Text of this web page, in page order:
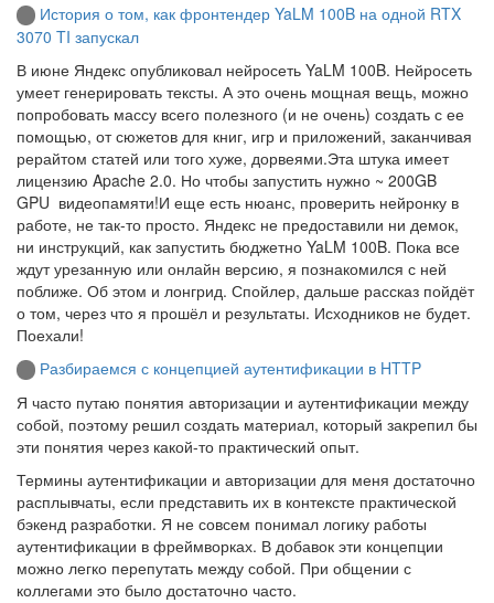
История о том, как фронтендер YaLM 100B на одной RTX
3070 TI запускал
В июне Яндекс опубликовал нейросеть YaLM 100B. Нейросеть
умеет генерировать тексты. А это очень мощная вещь, можно
попробовать массу всего полезного (и не очень) создать с ее
помощью, от сюжетов для книг, игр и приложений, заканчивая
рерайтом статей или того хуже, дорвеями.Эта штука имеет
лицензию Apache 2.0. Но чтобы запустить нужно ~ 200GB
GPU видеопамяти!И еще есть нюанс, проверить нейронку в
работе, не так-то просто. Яндекс не предоставили ни демок,
ни инструкций, как запустить бюджетно YaLM 100B. Пока все
ждут урезанную или онлайн версию, я познакомился с ней
поближе. Об этом и лонгрид. Спойлер, дальше рассказ пойдёт
о том, через что я прошёл и результаты. Исходников не будет.
Поехали!
Разбираемся с концепцией аутентификации в HTTP
Я часто путаю понятия авторизации и аутентификации между
собой, поэтому решил создать материал, который закрепил бы
эти понятия через какой-то практический опыт.
Термины аутентификации и авторизации для меня достаточно
расплывчаты, если представить их в контексте практической
бэкенд разработки. Я не совсем понимал логику работы
аутентификации в фреймворках. В добавок эти концепции
можно легко перепутать между собой. При общении с
коллегами это было достаточно часто.